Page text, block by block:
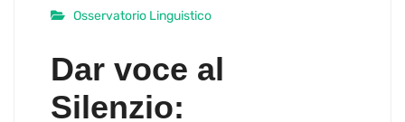
Osservatorio Linguistico
Dar voce al
Silenzio: